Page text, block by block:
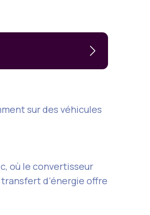
sur des véhicules
où le convertisseur
d’énergie offre